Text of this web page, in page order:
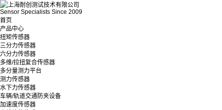
Sensor Specialists Since 2009
首页
产品中心
扭矩传感器
三分力传感器
六分力传感器
多维/拉扭复合传感器
多分量测力平台
测力传感器
水下力传感器
车辆/轨道交通防夹设备
加速度传感器